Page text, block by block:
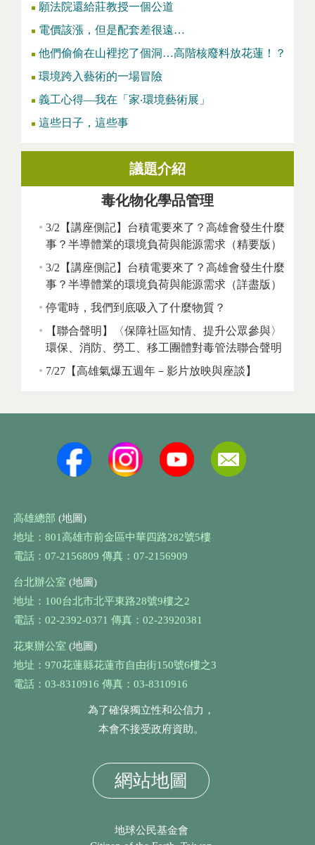
願法院還給莊教授一個公道
電價該漲，但是配套差很遠…
他們偷偷在山裡挖了個洞…高階核廢料放花蓮！？
環境跨入藝術的一場冒險
義工心得—我在「家‧環境藝術展」
這些日子，這些事
議題介紹
毒化物化學品管理
3/2【講座側記】台積電要來了？高雄會發生什麼
事？半導體業的環境負荷與能源需求（精要版）
3/2【講座側記】台積電要來了？高雄會發生什麼
事？半導體業的環境負荷與能源需求（詳盡版）
停電時，我們到底吸入了什麼物質？
【聯合聲明】〈保障社區知情、提升公眾參與〉
環保、消防、勞工、移工團體對毒管法聯合聲明
7/27【高雄氣爆五週年－影片放映與座談】
高雄總部 (地圖)
地址：801高雄市前金區中華四路282號5樓
電話：07-2156809 傳真：07-2156909
台北辦公室 (地圖)
地址：100台北市北平東路28號9樓之2
電話：02-2392-0371 傳真：02-23920381
花東辦公室 (地圖)
地址：970花蓮縣花蓮市自由街150號6樓之3
電話：03-8310916 傳真：03-8310916
為了確保獨立性和公信力，
本會不接受政府資助。
網站地圖
地球公民基金會